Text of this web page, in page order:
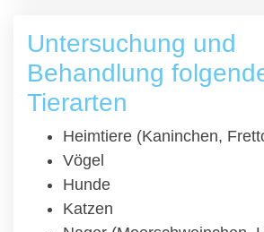
Untersuchung und
Behandlung
Tierarten
Heimtiere (Kaninchen,
Vögel
Hunde
Katzen